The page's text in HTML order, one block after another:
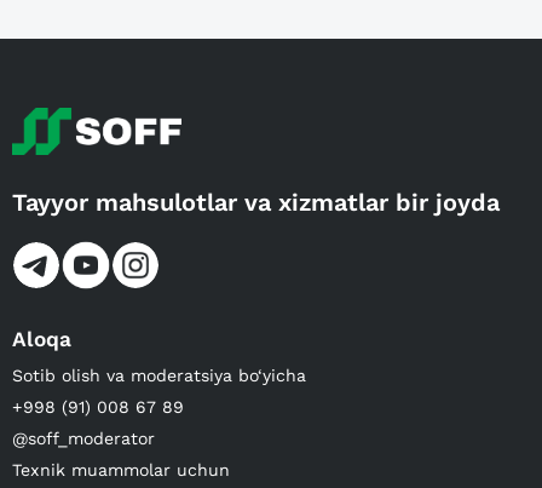
Tayyor mahsulotlar va xizmatlar bir joyda
Aloqa
Sotib olish va moderatsiya bo‘yicha
+998 (91) 008 67 89
@soff_moderator
Texnik muammolar uchun